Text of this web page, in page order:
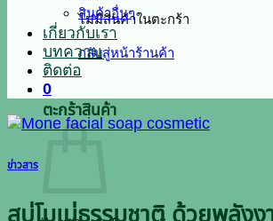
ไม่มีสินค้าในตะกร้า
กลับสู่หน้าร้านค้า
0
ตะกร้าสินค้า
สินค้าอื่นๆ
เกี่ยวกับเรา
บทความ
ติดต่อ
ข่าวสาร
สบู่โมเน่ธรรมชาติ ด้วยพลัง